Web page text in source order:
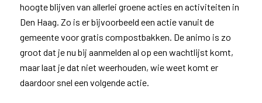
hoogte blijven van allerlei groene acties en activiteiten in
Den Haag. Zo is er bijvoorbeeld een actie vanuit de
gemeente voor gratis compostbakken. De animo is zo
groot dat je nu bij aanmelden al op een wachtlijst komt,
maar laat je dat niet weerhouden, wie weet komt er
daardoor snel een volgende actie.